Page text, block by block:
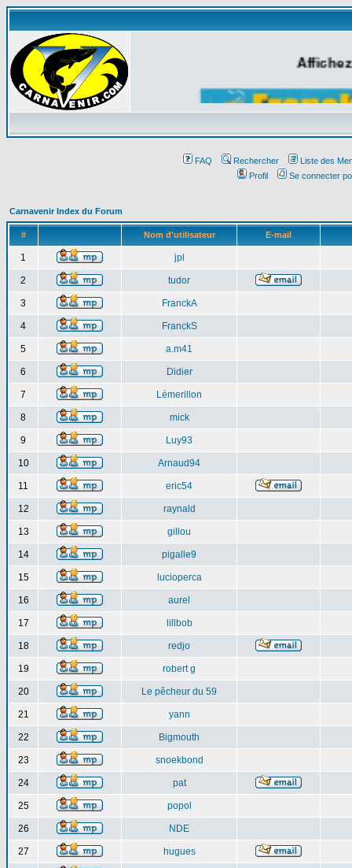
FAQ Rechercher
Liste des
Profil
Se connecter
Carnavenir Index du Forum
# Nom d'utilisateur E-mail
1 jpl
2 tudor
3 FranckA
4 FranckS
5 a.m41
6 Didier
7 Lémerillon
8 mick
9 Luy93
10 Arnaud94
11 eric54
12 raynald
13 gillou
14 pigalle9
15 lucioperca
16 aurel
17 lillbob
18 redjo
19 robert g
20 Le pêcheur du 59
21 yann
22 Bigmouth
23 snoekbond
24 pat
25 popol
26 NDE
27 hugues